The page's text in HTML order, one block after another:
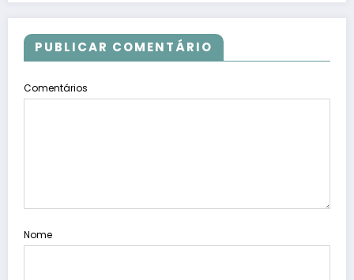
PUBLICAR COMENTÁRIO
Comentários
Nome